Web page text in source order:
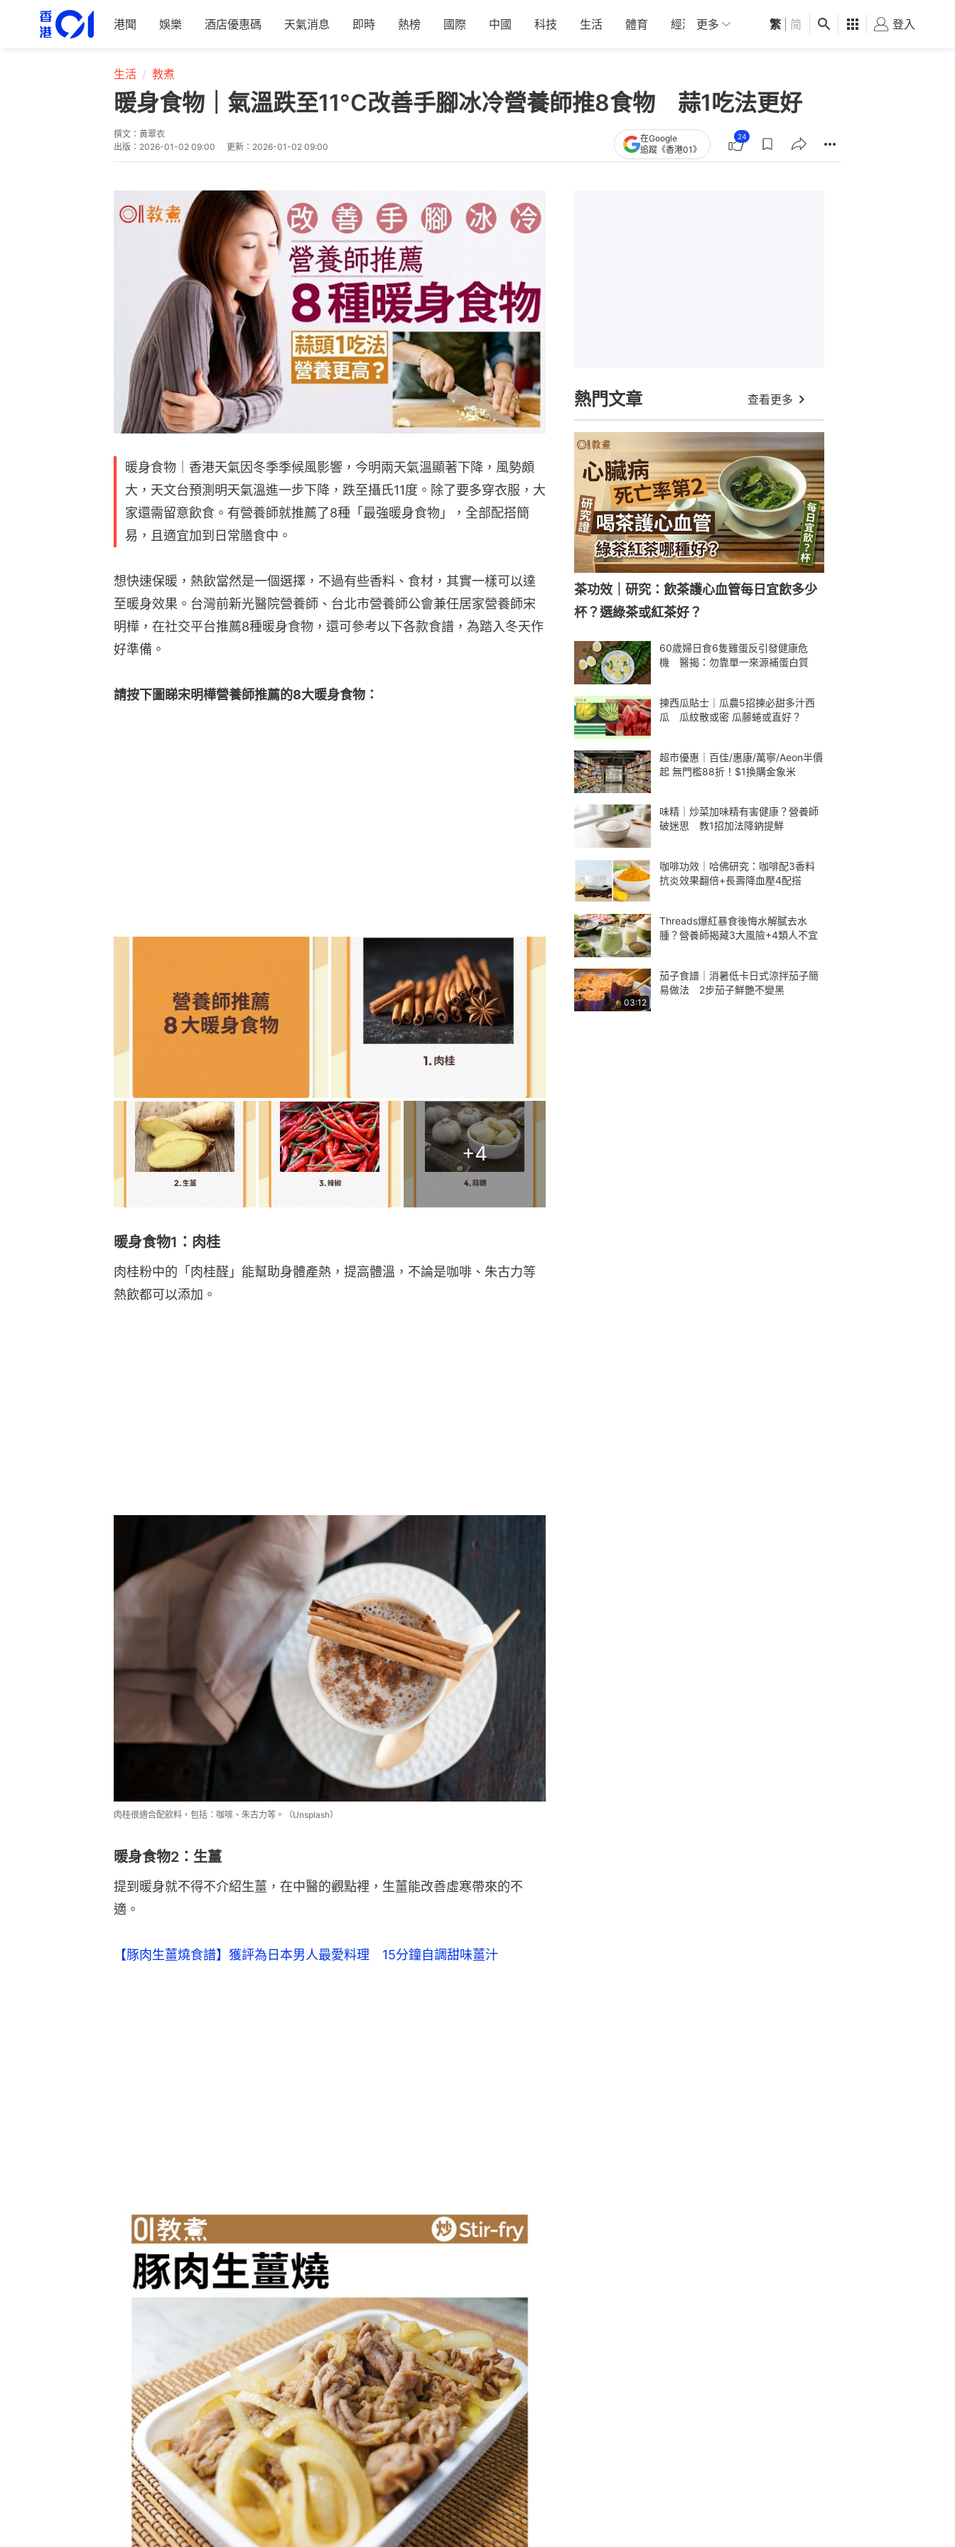
港聞 娛樂 酒店優惠碼 天氣消息 即時 熱榜 國際 中國 科技 生活 體育 經濟 01深圳 觀點 健康 好食玩飛
更多 繁 简 登入
生活 教煮
暖身食物｜氣溫跌至11°C改善手腳冰冷營養師推8食物 蒜1吃法更好
撰文： 黃翠衣
出版： 2026-01-02 09:00 更新： 2026-01-02 09:00
在Google
追蹤《香港01》
24
暖身食物｜香港天氣因冬季季候風影響，今明兩天氣溫顯著下降，風勢頗
大，天文台預測明天氣溫進一步下降，跌至攝氏11度。除了要多穿衣服，大
家還需留意飲食。有營養師就推薦了8種「最強暖身食物」，全部配搭簡
易，且適宜加到日常膳食中。
想快速保暖，熱飲當然是一個選擇，不過有些香料、食材，其實一樣可以達
至暖身效果。台灣前新光醫院營養師、台北市營養師公會兼任居家營養師宋
明樺，在社交平台推薦8種暖身食物，還可參考以下各款食譜，為踏入冬天作
好準備。
請按下圖睇宋明樺營養師推薦的8大暖身食物：
+4
暖身食物1：肉桂
肉桂粉中的「肉桂醛」能幫助身體產熱，提高體溫，不論是咖啡、朱古力等
熱飲都可以添加。
肉桂很適合配飲料，包括：咖啡、朱古力等。（Unsplash）
暖身食物2：生薑
提到暖身就不得不介紹生薑，在中醫的觀點裡，生薑能改善虛寒帶來的不
適。
【豚肉生薑燒食譜】獲評為日本男人最愛料理　15分鐘自調甜味薑汁
熱門文章 查看更多
茶功效｜研究：飲茶護心血管每日宜飲多少
杯？選綠茶或紅茶好？
60歲婦日食6隻雞蛋反引發健康危
機 醫揭：勿靠單一來源補蛋白質
揀西瓜貼士｜瓜農5招揀必甜多汁西
瓜 瓜紋散或密 瓜藤蜷或直好？
超市優惠｜百佳/惠康/萬寧/Aeon半價
起 無門檻88折！$1換購金象米
味精｜炒菜加味精有害健康？營養師
破迷思 教1招加法降鈉提鮮
咖啡功效｜哈佛研究：咖啡配3香料
抗炎效果翻倍+長壽降血壓4配搭
Threads爆紅暴食後悔水解膩去水
腫？營養師揭藏3大風險+4類人不宜
03:12
茄子食譜｜消暑低卡日式涼拌茄子簡
易做法 2步茄子鮮艷不變黑